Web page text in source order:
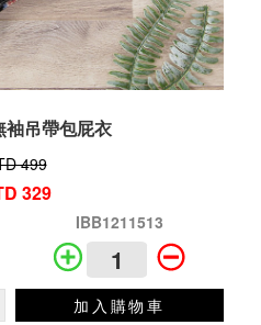
袖吊帶包屁衣
499
329
IBB1211513
加入購物車